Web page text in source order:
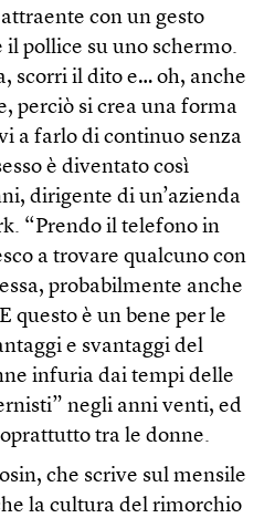
con un gesto
il pollice su uno schermo.
scorri il dito e… oh, anche
perciò si crea una forma
a farlo di continuo senza
è diventato così
dirigente di un’azienda
“Prendo il telefono in
a trovare qualcuno con
probabilmente anche
questo è un bene per le
e svantaggi del
infuria dai tempi delle
negli anni venti, ed
tra le donne.
che scrive sul mensile
la cultura del rimorchio